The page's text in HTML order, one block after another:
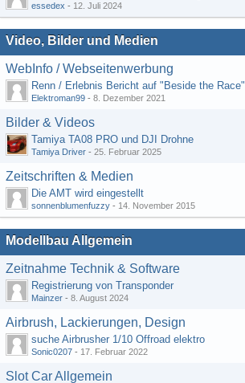
essedex - 12. Juli 2024
Video, Bilder und Medien
WebInfo / Webseitenwerbung
Renn / Erlebnis Bericht auf "Beside the Race"
Elektroman99 - 8. Dezember 2021
Bilder & Videos
Tamiya TA08 PRO und DJI Drohne
Tamiya Driver - 25. Februar 2025
Zeitschriften & Medien
Die AMT wird eingestellt
sonnenblumenfuzzy - 14. November 2015
Modellbau Allgemein
Zeitnahme Technik & Software
Registrierung von Transponder
Mainzer - 8. August 2024
Airbrush, Lackierungen, Design
suche Airbrusher 1/10 Offroad elektro
Sonic0207 - 17. Februar 2022
Slot Car Allgemein